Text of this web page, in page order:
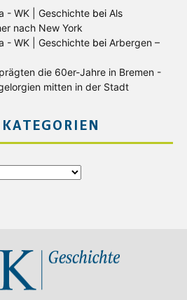
- WK | Geschichte bei Als
nach New York
- WK | Geschichte bei Arbergen –
die 60er-Jahre in Bremen -
mitten in der Stadt